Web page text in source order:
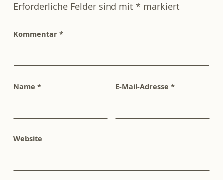
Erforderliche Felder sind mit * markiert
Kommentar *
Name * E-Mail-Adresse *
Website